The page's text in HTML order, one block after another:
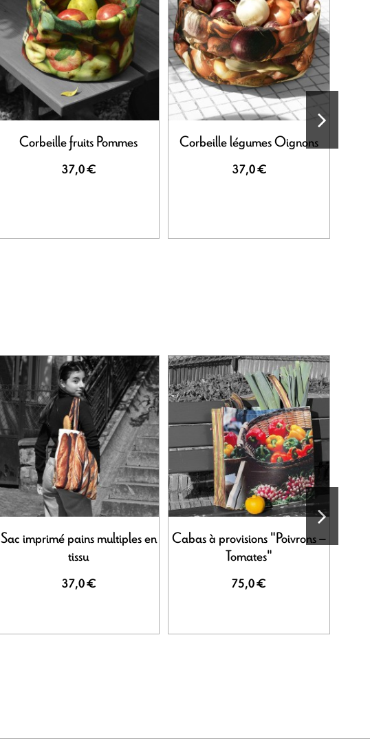
Corbeille fruits Pommes
37,0 €
Corbeille légumes Oignons
37,0 €
Sac imprimé pains multiples en
tissu
37,0 €
Cabas à provisions "Poivrons –
Tomates"
75,0 €